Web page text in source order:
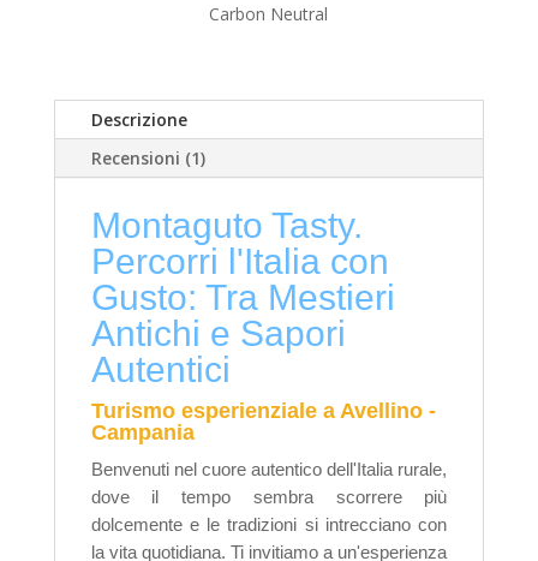
Carbon Neutral
Descrizione
Recensioni (1)
Montaguto Tasty.
Percorri l'Italia con
Gusto: Tra Mestieri
Antichi e Sapori
Autentici
Turismo esperienziale a Avellino -
Campania
Benvenuti nel cuore autentico dell'Italia rurale,
dove il tempo sembra scorrere più
dolcemente e le tradizioni si intrecciano con
la vita quotidiana. Ti invitiamo a un'esperienza